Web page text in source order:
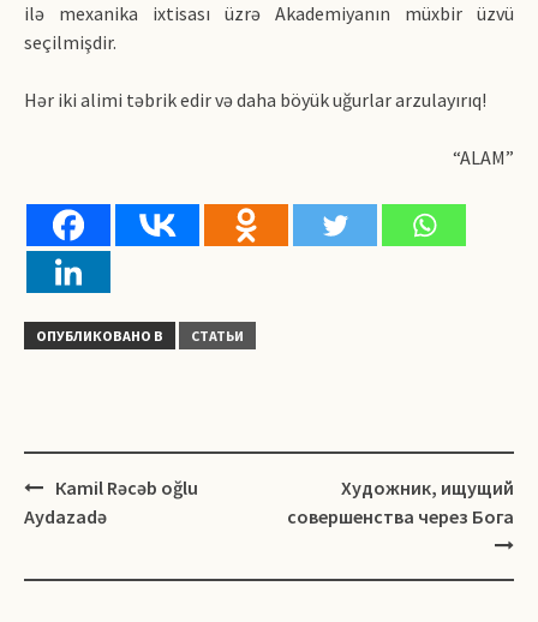
ilə mexanika ixtisası üzrə Akademiyanın müxbir üzvü
seçilmişdir.
Hər iki alimi təbrik edir və daha böyük uğurlar arzulayırıq!
“ALAM”
ОПУБЛИКОВАНО В СТАТЬИ
Навигация
Кamil Rəcəb oğlu
Aydazadə
Художник, ищущий
совершенства через Бога